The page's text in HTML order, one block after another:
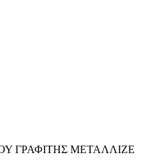
ΓΡΑΦΙΤΗΣ ΜΕΤΑΛΛΙΖΕ